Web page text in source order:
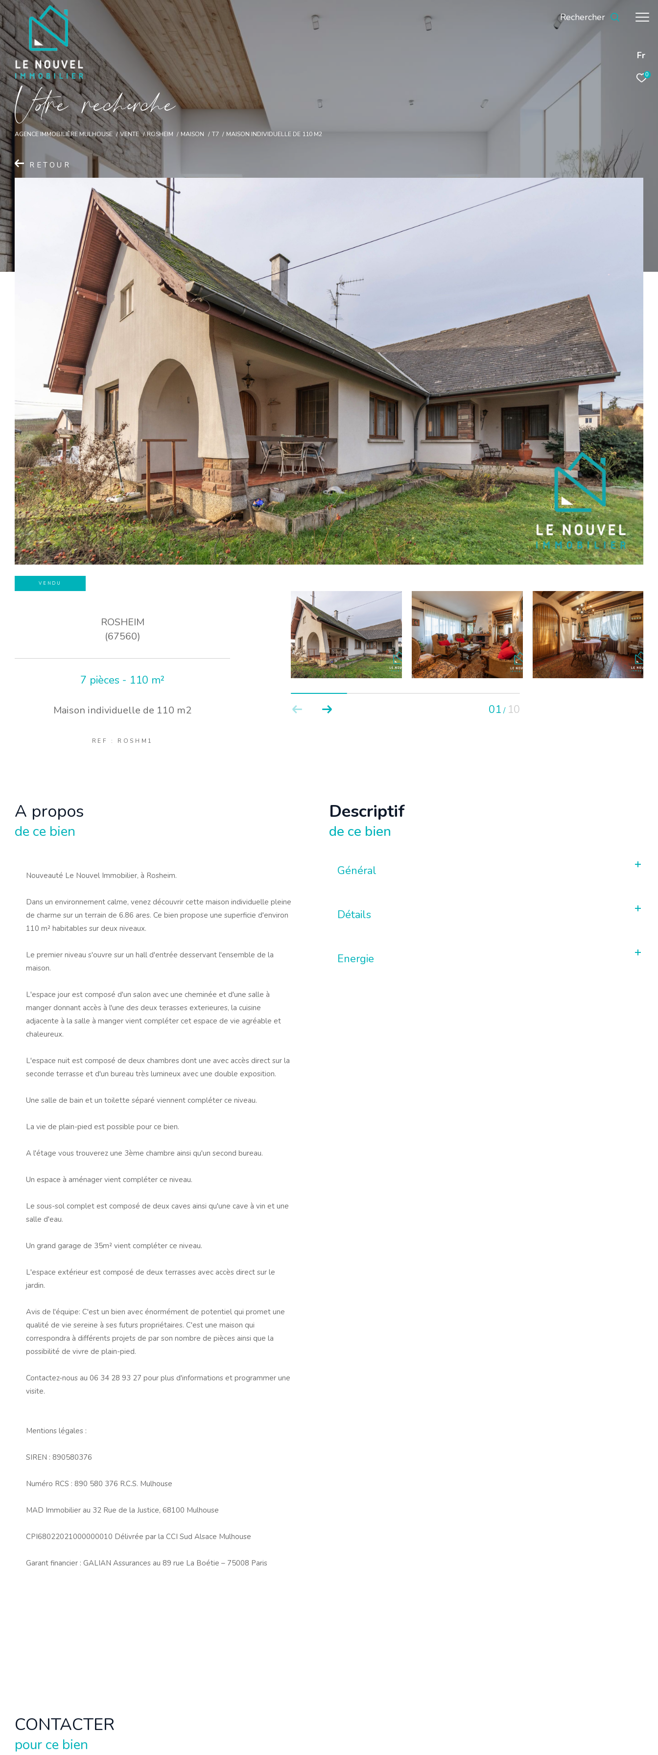
Fr
0
Rechercher
Vore recece
AGENCE IMMOBILIÈRE MULHOUSE VENTE ROSHEIM MAISON T7 MAISON INDIVIDUELLE DE 110 M2
RETOUR
VENDU
01 / 10
ROSHEIM
(67560)
7 pièces - 110 m²
Maison individuelle de 110 m2
REF : ROSHM1
a propos
de ce bien
Nouveauté Le Nouvel Immobilier, à Rosheim.
Dans un environnement calme, venez découvrir cette maison individuelle pleine
de charme sur un terrain de 6.86 ares. Ce bien propose une superficie d'environ
110 m² habitables sur deux niveaux.
Le premier niveau s'ouvre sur un hall d'entrée desservant l'ensemble de la
maison.
L'espace jour est composé d'un salon avec une cheminée et d'une salle à
manger donnant accès à l'une des deux terasses exterieures, la cuisine
adjacente à la salle à manger vient compléter cet espace de vie agréable et
chaleureux.
L'espace nuit est composé de deux chambres dont une avec accès direct sur la
seconde terrasse et d'un bureau très lumineux avec une double exposition.
Une salle de bain et un toilette séparé viennent compléter ce niveau.
La vie de plain-pied est possible pour ce bien.
A l'étage vous trouverez une 3ème chambre ainsi qu'un second bureau.
Un espace à aménager vient compléter ce niveau.
Le sous-sol complet est composé de deux caves ainsi qu'une cave à vin et une
salle d'eau.
Un grand garage de 35m² vient compléter ce niveau.
L'espace extérieur est composé de deux terrasses avec accès direct sur le
jardin.
Avis de l'équipe: C'est un bien avec énormément de potentiel qui promet une
qualité de vie sereine à ses futurs propriétaires. C'est une maison qui
correspondra à différents projets de par son nombre de pièces ainsi que la
possibilité de vivre de plain-pied.
Contactez-nous au 06 34 28 93 27 pour plus d'informations et programmer une
visite.
Mentions légales :
SIREN : 890580376
Numéro RCS : 890 580 376 R.C.S. Mulhouse
MAD Immobilier au 32 Rue de la Justice, 68100 Mulhouse
CPI68022021000000010 Délivrée par la CCI Sud Alsace Mulhouse
Garant financier : GALIAN Assurances au 89 rue La Boétie – 75008 Paris
descriptif
de ce bien
Général
Détails
Energie
CONTACTER
pour ce bien